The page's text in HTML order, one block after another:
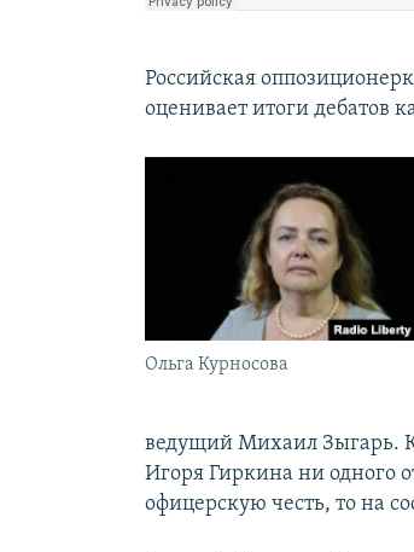
Российская
оценивает итоги дебатов
Ольга Курносова
ведущий Михаил Зыгарь.
Игоря Гиркина ни одного
офицерскую честь, то на